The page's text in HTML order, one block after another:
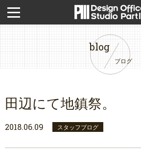
ブログ
blog
田辺にて地鎮祭。
2018.06.09 スタッフブログ